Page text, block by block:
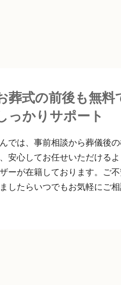
葬式の前後も無料
っかりサポート
では、事前相談から葬儀後
安⼼してお任せいただける
ーが在籍しております。ご
したらいつでもお気軽にご相